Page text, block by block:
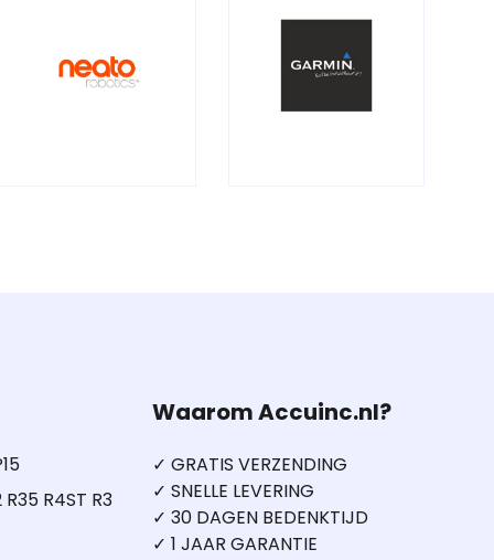
R4ST R3
Waarom Accuinc.nl?
✓ GRATIS VERZENDING
✓ SNELLE LEVERING
✓ 30 DAGEN BEDENKTIJD
✓ 1 JAAR GARANTIE